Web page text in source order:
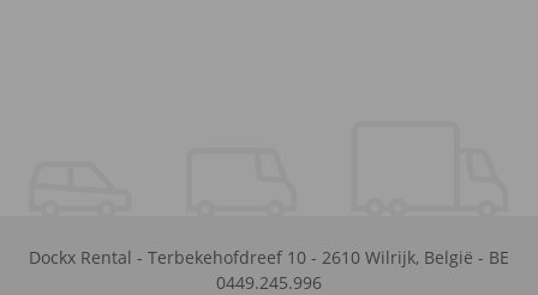
Dockx Rental - Terbekehofdreef 10 - 2610 Wilrijk, België - BE
0449.245.996